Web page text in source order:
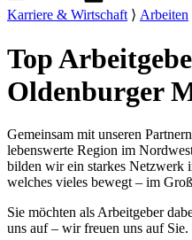
Karriere & Wirtschaft⟩ Arbeiten
Top
Oldenburger
Gemeinsam mit unseren
lebenswerte Region im
bilden wir ein starkes Netzwerk
welches vieles bewegt – im
Sie möchten als Arbeitgeber
uns auf – wir freuen uns auf Sie.